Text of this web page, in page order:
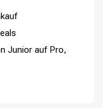
Junior auf Pro,